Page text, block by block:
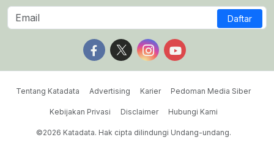
Daftar
Follow us on Facebook
Follow us on X
Follow us on Instagram
Follow us on
Tentang Katadata Advertising Karier Pedoman Media Siber
Kebijakan Privasi Disclaimer Hubungi Kami
©2026 Katadata. Hak cipta dilindungi Undang-undang.